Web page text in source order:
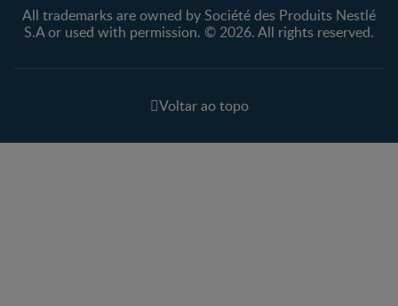
All trademarks are owned by Société des Produits Nestlé
S.A or used with permission. © 2026. All rights reserved.
Voltar ao topo